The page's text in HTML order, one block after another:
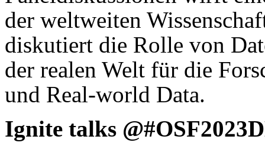
der weltweiten
diskutiert die Rolle von
der realen Welt für die
und Real-world Data.
Ignite talks